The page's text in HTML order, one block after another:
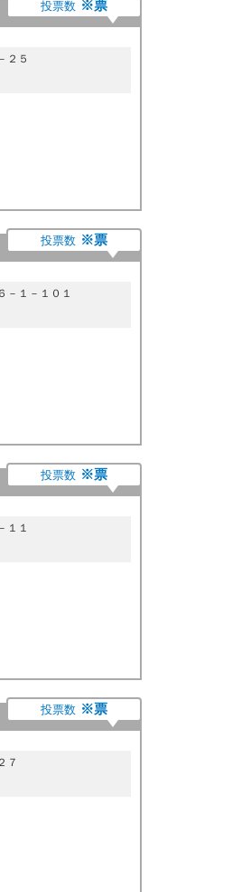
投票数 ※票
２５
投票数 ※票
－１－１０１
投票数 ※票
１１
投票数 ※票
７